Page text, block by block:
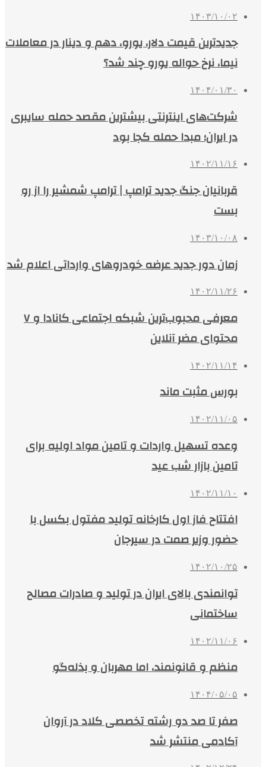
۱۴۰۳/۱۰/۰۲
جدیدترین قیمت دلار، یورو، دهم و دینار در معاملات
نیما، نرخ حواله یورو چند شد؟
۱۴۰۴/۰۱/۳۰
شرکت‌های اینترنتی بیشترین مقصد حمله سایبری
در ایران؛ مبدا حمله کجا بود
۱۴۰۲/۱۱/۱۶
قربانیان جنگ جدید ترامپ | ترامپ شمشیر را از رو
بست
۱۴۰۳/۱۰/۰۸
زمان دور جدید عرضه خودروهای وارداتی اعلام شد
۱۴۰۲/۱۱/۲۶
معرفی محبوب‌ترین شبکه اجتماعی کانادا و ۷
محتوای مضر آنلاین
۱۴۰۲/۱۱/۱۴
بورس مثبت ماند
۱۴۰۲/۱۱/۰۵
وعده تسهیل واردات و تامین مواد اولیه برای
تامین بازار شب عید
۱۴۰۲/۱۱/۱۰
افتتاح فاز اول کارخانه تولید مفتول بکسل با
حضور وزیر صمت در سیرجان
۱۴۰۲/۱۰/۲۵
توانمندی بالای ایران در تولید و صادرات مصالح
ساختمانی
۱۴۰۲/۱۱/۰۶
منظم و قانونمند، اما مهربان و بذله‌گو
۱۴۰۴/۰۵/۰۵
صفر تا صد دو رشته‌ تخصصی کلاد در آروان
آکادمی منتشر شد